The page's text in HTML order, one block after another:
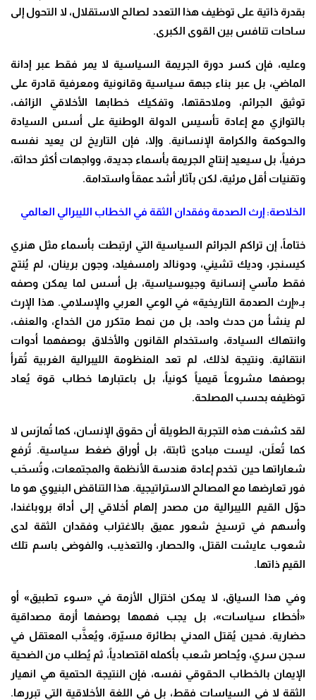
بقدرة ذاتية على توظيف هذا التعدد لصالح الاستقلال، لا التحول إلى
ساحات تنافس بين القوى الكبرى.
وعليه، فإن كسر دورة الجريمة السياسية لا يمر فقط عبر إدانة
الماضي، بل عبر بناء جبهة سياسية وقانونية ومعرفية قادرة على
توثيق الجرائم، وملاحقتها، وتفكيك خطابها الأخلاقي الزائف،
بالتوازي مع إعادة تأسيس الدولة الوطنية على أسس السيادة
والحوكمة والكرامة الإنسانية. وإلا، فإن التاريخ لن يعيد نفسه
حرفياً، بل سيعيد إنتاج الجريمة بأسماء جديدة، وواجهات أكثر حداثة،
وتقنيات أقل مرئية، لكن بآثار أشد عمقاً واستدامة.
الخلاصة: إرث الصدمة وفقدان الثقة في الخطاب الليبرالي العالمي
ختاماً، إن تراكم الجرائم السياسية التي ارتبطت بأسماء مثل هنري
كيسنجر، وديك تشيني، ودونالد رامسفيلد، وجون برينان، لم يُنتج
فقط مآسي إنسانية وجيوسياسية، بل أسس لما يمكن وصفه
بـ«إرث الصدمة التاريخية» في الوعي العربي والإسلامي. هذا الإرث
لم ينشأ من حدث واحد، بل من نمط متكرر من الخداع، والعنف،
وانتهاك السيادة، واستخدام القانون والأخلاق بوصفهما أدوات
انتقائية. ونتيجة لذلك، لم تعد المنظومة الليبرالية الغربية تُقرأ
بوصفها مشروعاً قيمياً كونياً، بل باعتبارها خطاب قوة يُعاد
توظيفه بحسب المصلحة.
لقد كشفت هذه التجربة الطويلة أن حقوق الإنسان، كما تُمارَس لا
كما تُعلَن، ليست مبادئ ثابتة، بل أوراق ضغط سياسية. تُرفع
شعاراتها حين تخدم إعادة هندسة الأنظمة والمجتمعات، وتُسحَب
فور تعارضها مع المصالح الاستراتيجية. هذا التناقض البنيوي هو ما
حوّل القيم الليبرالية من مصدر إلهام أخلاقي إلى أداة بروباغندا،
وأسهم في ترسيخ شعور عميق بالاغتراب وفقدان الثقة لدى
شعوب عايشت القتل، والحصار، والتعذيب، والفوضى باسم تلك
القيم ذاتها.
وفي هذا السياق، لا يمكن اختزال الأزمة في «سوء تطبيق» أو
«أخطاء سياسات»، بل يجب فهمها بوصفها أزمة مصداقية
حضارية. فحين يُقتل المدني بطائرة مسيّرة، ويُعذَّب المعتقل في
سجن سري، ويُحاصر شعب بأكمله اقتصادياً، ثم يُطلب من الضحية
الإيمان بالخطاب الحقوقي نفسه، فإن النتيجة الحتمية هي انهيار
الثقة لا في السياسات فقط، بل في اللغة الأخلاقية التي تبررها.